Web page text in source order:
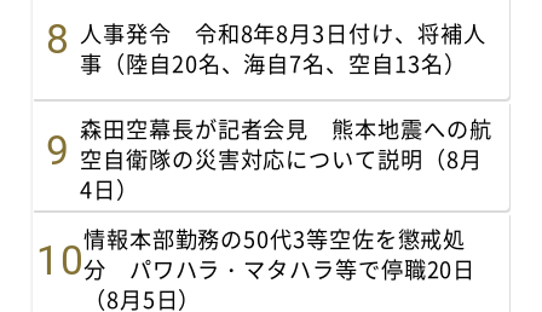
人事発令 令和8年8月3日付け、将補人
事（陸自20名、海自7名、空自13名）
森田空幕長が記者会見 熊本地震への航
空自衛隊の災害対応について説明（8月
4日）
情報本部勤務の50代3等空佐を懲戒処
分 パワハラ・マタハラ等で停職20日
（8月5日）